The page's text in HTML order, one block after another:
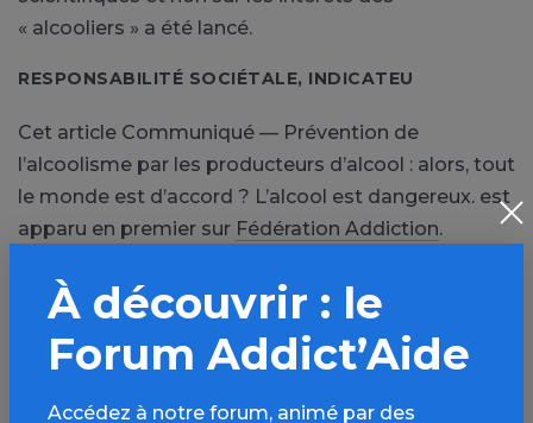
« alcooliers » a été lancé.
RESPONSABILITÉ SOCIÉTALE, INDICATEU
Cet article Communiqué — Prévention de
l’alcoolisme par les producteurs d’alcool : alors, tout
le monde est d’accord ? L’alcool est dangereux. est
apparu en premier sur Fédération Addiction.
À découvrir : le
Forum Addict’Aide
Accédez à notre forum, animé par des